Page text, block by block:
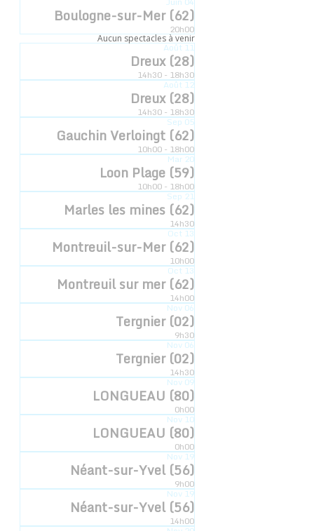
Boulogne-sur-Mer (62)
20h00
Aucun spectacles à venir
Août11
Dreux (28)
14h30 - 18h30
Août12
Dreux (28)
14h30 - 18h30
Sep05
Gauchin Verloingt (62)
10h00 - 18h00
Mar20
Loon Plage (59)
10h00 - 18h00
Sep21
Marles les mines (62)
14h30
Oct13
Montreuil-sur-Mer (62)
10h00
Oct13
Montreuil sur mer (62)
14h00
Nov06
Tergnier (02)
9h30
Nov06
Tergnier (02)
14h30
Nov09
LONGUEAU (80)
0h00
Nov10
LONGUEAU (80)
0h00
Nov19
Néant-sur-Yvel (56)
9h00
Nov19
Néant-sur-Yvel (56)
14h00
LIEU
+ Google Map
Inscription newsletter
© 2022 - Compagnie Hyperbole à Trois Poils
Mentions légales
Graphique:D.DELCOQUE